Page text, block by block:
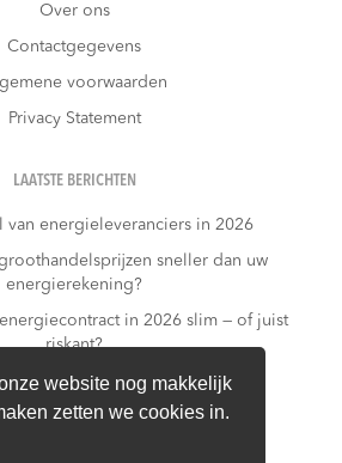
website nog makkelijk
zetten we cookies in.
Over ons
Contactgegevens
voorwaarden
Privacy Statement
LAATSTE BERICHTEN
van energieleveranciers in 2026
sneller dan uw
energierekening?
in 2026 slim — of juist
riskant?
kost niets doen?
+ dynamisch contract: gouden